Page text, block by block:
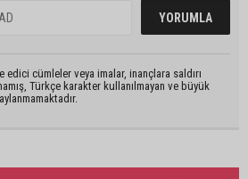
edici cümleler veya imalar, inançlara saldırı
Türkçe karakter kullanılmayan ve büyük